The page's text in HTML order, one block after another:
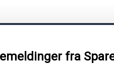
fra